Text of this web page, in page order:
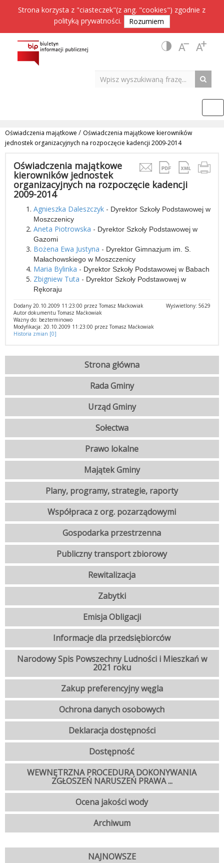
Strona korzysta z "ciasteczek"(z ang. "cookies") zgodnie z
polityką prywatności. Rozumiem
Oświadczenia majątkowe / Oświadczenia majątkowe kierowników
jednostek organizacyjnych na rozpoczęcie kadencji 2009-2014
Oświadczenia majątkowe
kierowników jednostek
organizacyjnych na rozpoczęcie kadencji
2009-2014
Agnieszka Daleszczyk - Dyrektor Szkoły Podstawowej w
Moszczenicy
Aneta Piotrowska - Dyrektor Szkoły Podstawowej w
Gazomi
Bożena Ewa Justyna - Dyrektor Gimnazjum im. S.
Małachowskiego w Moszczenicy
Maria Bylinka - Dyrektor Szkoły Podstawowej w Babach
Zbigniew Tuta - Dyrektor Szkoły Podstawowej w
Rękoraju
Wyświetlony: 5629
Dodany 20.10.2009 11:23:00 przez Tomasz Maćkowiak
Autor dokumentu Tomasz Maćkowiak
Ważny do: bezterminowo
Modyfikacja: 20.10.2009 11:23:00 przez Tomasz Maćkowiak
Historia zmian [0]
Strona główna
Rada Gminy
Urząd Gminy
Sołectwa
Prawo lokalne
Majątek Gminy
Plany, programy, strategie, raporty
Współpraca z org. pozarządowymi
Gospodarka przestrzenna
Publiczny transport zbiorowy
Rewitalizacja
Zabytki
Emisja Obligacji
Informacje dla przedsiębiorców
Narodowy Spis Powszechny Ludności i Mieszkań w
2021 roku
Zakup preferencyjny węgla
Ochrona danych osobowych
Deklaracja dostępności
Dostępność
WEWNĘTRZNA PROCEDURA DOKONYWANIA
ZGŁOSZEŃ NARUSZEŃ PRAWA ...
Ocena jakości wody
Archiwum
NAJNOWSZE